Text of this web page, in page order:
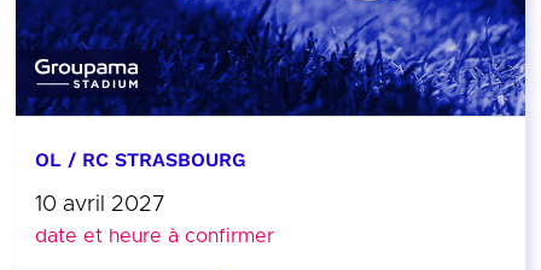
OL / RC STRASBOURG
10 avril 2027
date et heure à confirmer